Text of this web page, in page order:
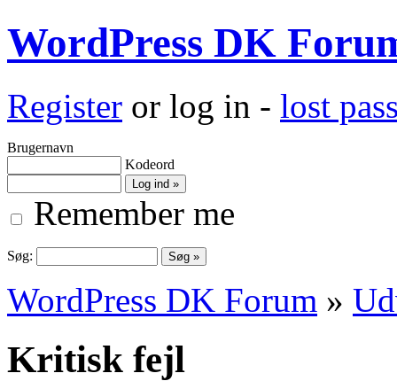
WordPress DK
Register or log in - lost
Brugernavn
Kodeord
Remember me
Søg:
WordPress DK Forum »
Kritisk fejl